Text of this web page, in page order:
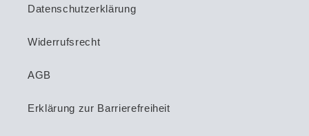
Datenschutzerklärung
Widerrufsrecht
AGB
Erklärung zur Barrierefreiheit